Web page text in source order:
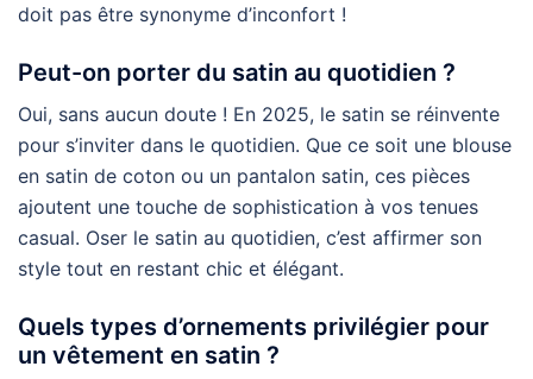
doit pas être synonyme d’inconfort !
Peut-on porter du satin au quotidien ?
Oui, sans aucun doute ! En 2025, le satin se réinvente
pour s’inviter dans le quotidien. Que ce soit une blouse
en satin de coton ou un pantalon satin, ces pièces
ajoutent une touche de sophistication à vos tenues
casual. Oser le satin au quotidien, c’est affirmer son
style tout en restant chic et élégant.
Quels types d’ornements privilégier pour
un vêtement en satin ?